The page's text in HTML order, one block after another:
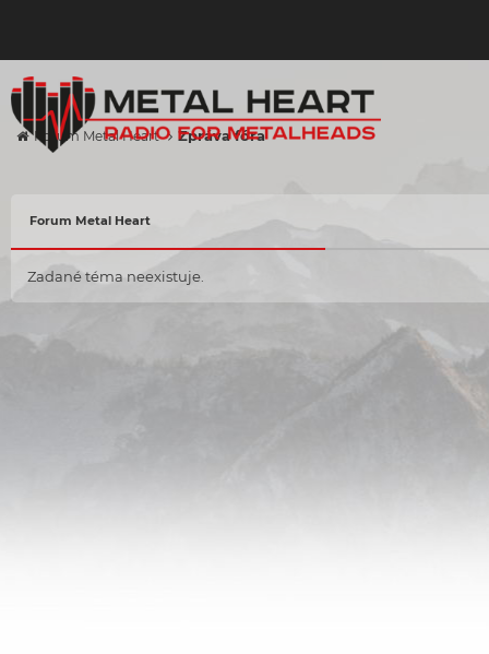
Forum Metal Heart Zpráva fóra
Forum Metal Heart
Zadané téma neexistuje.